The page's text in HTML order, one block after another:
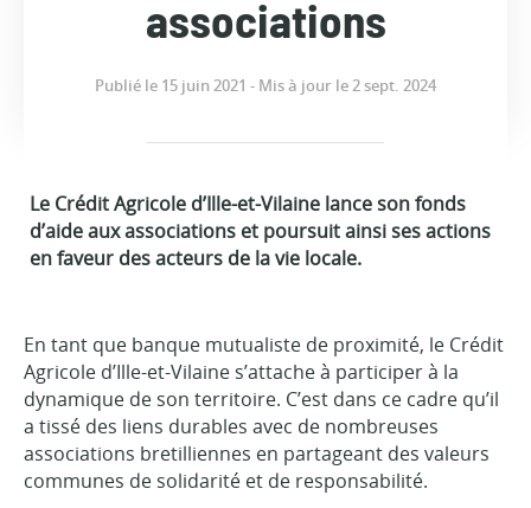
associations
Publié le 15 juin 2021 - Mis à jour le 2 sept. 2024
Le Crédit Agricole d’Ille-et-Vilaine lance son fonds
d’aide aux associations et poursuit ainsi ses actions
en faveur des acteurs de la vie locale.
En tant que banque mutualiste de proximité, le Crédit
Agricole d’Ille-et-Vilaine s’attache à participer à la
dynamique de son territoire. C’est dans ce cadre qu’il
a tissé des liens durables avec de nombreuses
associations bretilliennes en partageant des valeurs
communes de solidarité et de responsabilité.